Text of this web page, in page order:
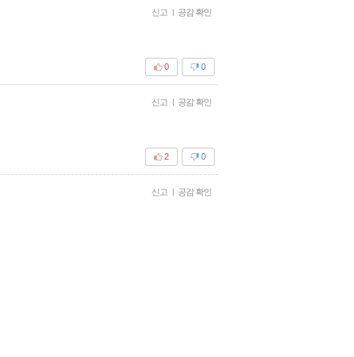
신고 | 공감 확인
0
0
신고 | 공감 확인
0
2
신고 | 공감 확인